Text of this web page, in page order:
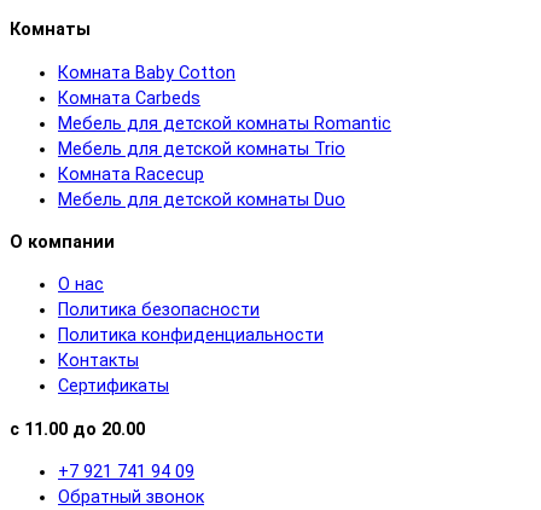
Комнаты
Комната Baby Cotton
Комната Carbeds
Мебель для детской комнаты Romantic
Мебель для детской комнаты Trio
Комната Racecup
Мебель для детской комнаты Duo
О компании
О нас
Политика безопасности
Политика конфиденциальности
Контакты
Сертификаты
с 11.00 до 20.00
+7 921 741 94 09
Обратный звонок